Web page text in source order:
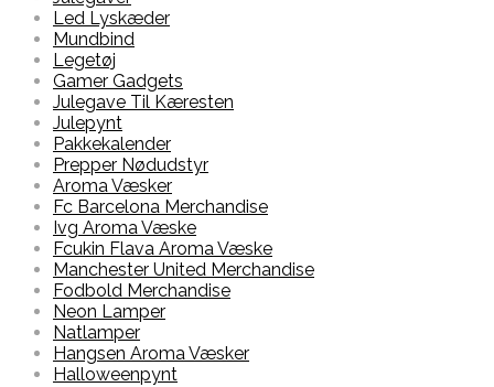
Led Lyskæder
Mundbind
Legetøj
Gamer Gadgets
Julegave Til Kæresten
Julepynt
Pakkekalender
Prepper Nødudstyr
Aroma Væsker
Fc Barcelona Merchandise
Ivg Aroma Væske
Fcukin Flava Aroma Væske
Manchester United Merchandise
Fodbold Merchandise
Neon Lamper
Natlamper
Hangsen Aroma Væsker
Halloweenpynt